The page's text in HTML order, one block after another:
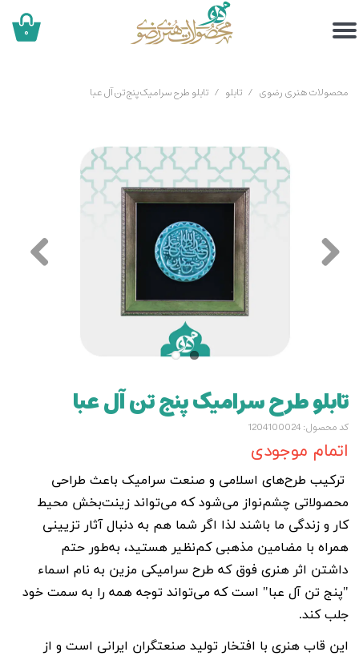
۰
محصولات هنری رضوی تابلو تابلو طرح سرامیک پنج تن آل عبا
تابلو طرح سرامیک پنج تن آل عبا
کد محصول: 1204100024
اتمام موجودی
ترکیب طرح‌‌های اسلامی و صنعت سرامیک باعث طراحی
محصولاتی چشم‌نواز می‌شود که می‌تواند زینت‌بخش محیط
کار و زندگی ما باشند لذا اگر شما هم به دنبال آثار تزیینی
همراه با مضامین مذهبی کم‌نظیر هستید، به‌طور حتم
داشتن اثر هنری فوق که طرح سرامیکی مزین به نام اسماء
"پنج تن آل عبا" است که می‌تواند توجه همه را به سمت خود
جلب کند.
این قاب هنری با افتخار تولید صنعتگران ایرانی است و از